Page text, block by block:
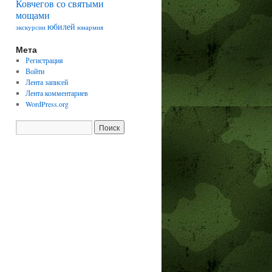
Ковчегов со святыми
мощами
экскурсии юбилей юнармия
Мета
Регистрация
Войти
Лента записей
Лента комментариев
WordPress.org